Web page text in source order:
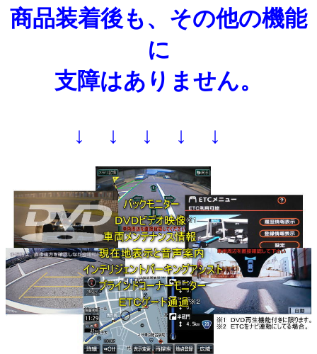
商品装着後も、その他の機能
に
支障はありません。
↓ ↓ ↓ ↓ ↓